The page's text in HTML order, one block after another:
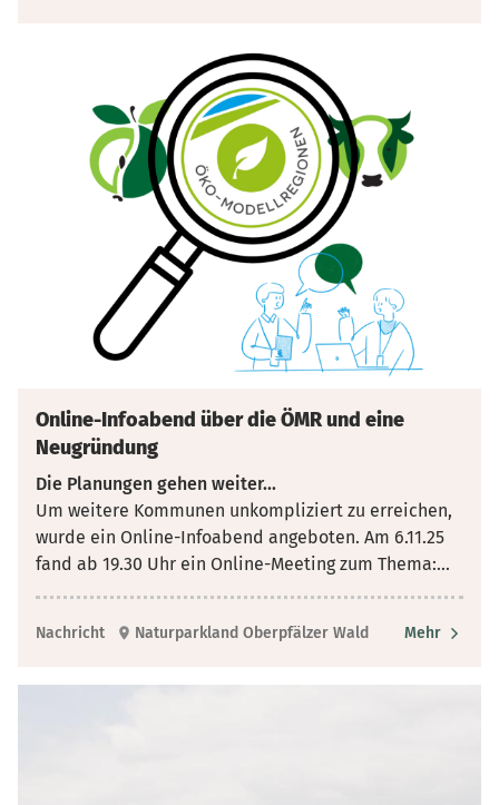
Online-Infoabend über die ÖMR und eine
Neugründung
Die Planungen gehen weiter...
Um weitere Kommunen unkompliziert zu erreichen,
wurde ein Online-Infoabend angeboten. Am 6.11.25
fand ab 19.30 Uhr ein Online-Meeting zum Thema:...
Nachricht Naturparkland Oberpfälzer Wald Mehr